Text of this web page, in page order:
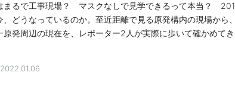
まるで工事現場？　マスクなしで見学できるって本当？　
、どうなっているのか。至近距離で見る原発構内の現場から
原発周辺の現在を、レポーター2人が実際に歩いて確かめてき
2022.01.06